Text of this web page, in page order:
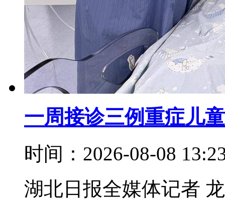
一周接诊三例重症儿
时间：2026-08-08
湖北日报全媒体记者